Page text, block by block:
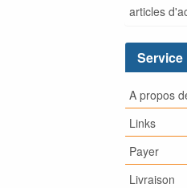
articles
Service
A propos
Links
Payer
Livraison